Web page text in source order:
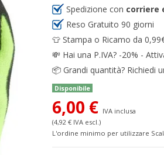
Spedizione con corriere
Reso Gratuito 90 giorni
👕 Stampa o Ricamo da
💸 Hai una P.IVA? -20% -
📦 Grandi quantità? Richiedi
Disponibile
6,00 € IVA inclusa
(4,92 € IVA escl.)
L'ordine minimo per utilizzare